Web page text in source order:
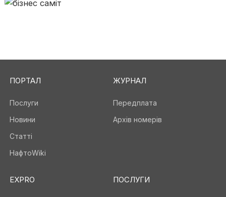
ПОРТАЛ
Послуги
Новини
Статті
НафтоWiki
ЖУРНАЛ
Передплата
Архів номерів
EXPRO ПОСЛУГИ